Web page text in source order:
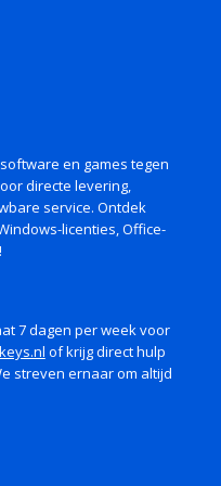
en games tegen
directe levering,
service. Ontdek
licenties, Office-
7 dagen per week voor
of krijg direct hulp
streven ernaar om altijd